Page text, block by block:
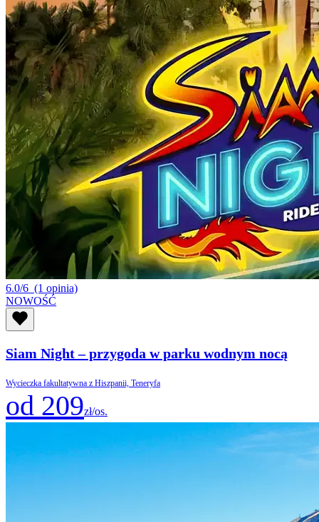
6.0/6 (1 opinia)
NOWOŚĆ
Siam Night – przygoda w parku wodnym nocą
Wycieczka fakultatywna z Hiszpanii, Teneryfa
od 209zł/os.